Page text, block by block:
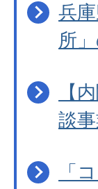
兵
所
【
談
「